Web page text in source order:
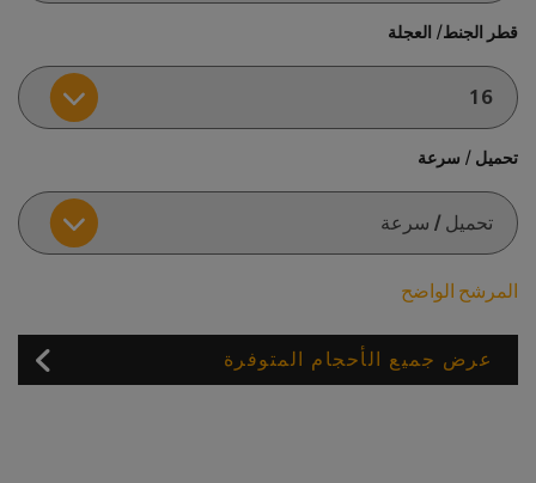
قطر الجنط/ العجلة
تحميل / سرعة
المرشح الواضح
عرض جميع الأحجام المتوفرة